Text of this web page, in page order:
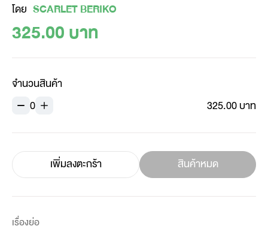
โดย SCARLET BERIKO
325.00 บาท
จำนวนสินค้า
0
325.00 บาท
เพิ่มลงตะกร้า สินค้าหมด
เรื่องย่อ